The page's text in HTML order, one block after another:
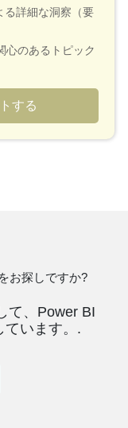
る詳細な洞察（要
心のあるトピック
1 件あたり 10 ド
接続が含まれてい
する
お探しですか?
て、Power BI
ています。.